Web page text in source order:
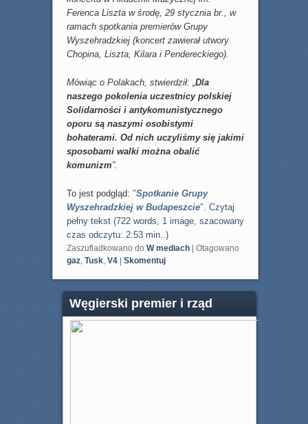
Ferenca Liszta w środę, 29 stycznia br., w
ramach spotkania premierów Grupy
Wyszehradzkiej (koncert zawierał utwory
Chopina, Liszta, Kilara i Pendereckiego).
Mówiąc o Polakach, stwierdził: „Dla
naszego pokolenia uczestnicy polskiej
Solidarności i antykomunistycznego
oporu są naszymi osobistymi
bohaterami. Od nich uczyliśmy się jakimi
sposobami walki można obalić
komunizm”.
To jest podgląd: "Spotkanie Grupy
Wyszehradzkiej w Budapeszcie". Czytaj
pełny tekst (722 words, 1 image, szacowany
czas odczytu: 2:53 min..)
Zaszufladkowano do W mediach
Otagowano
gaz, Tusk, V4 Skomentuj
Węgierski premier i rząd